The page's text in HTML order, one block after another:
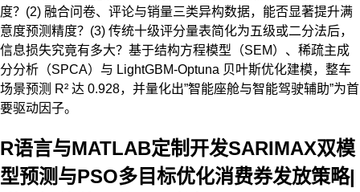
度？(2) 融合问卷、评论与销量三类异构数据，能否显著提升满
意度预测精度？(3) 传统十级评分量表简化为五级或二分法后，
信息损失究竟有多大？基于结构方程模型（SEM）、稀疏主成
分分析（SPCA）与 LightGBM-Optuna 贝叶斯优化建模，整车
场景预测 R² 达 0.928，并量化出”智能座舱与智能驾驶辅助”为首
要驱动因子。
R语言与MATLAB定制开发SARIMAX双模
型预测与PSO多目标优化消费券发放策略|